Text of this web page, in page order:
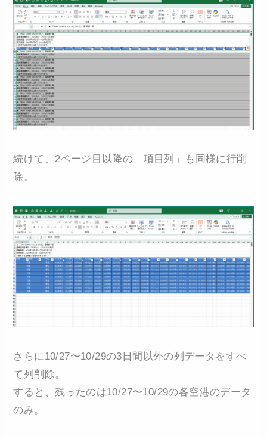
続けて、2ページ目以降の「項目列」も同様に行削
除。
さらに10/27〜10/29の3日間以外の列データをすべ
て列削除。
すると、残ったのは10/27〜10/29の各空港のデータ
のみ。